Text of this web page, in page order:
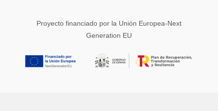
Proyecto financiado por la Unión Europea-Next
Generation EU